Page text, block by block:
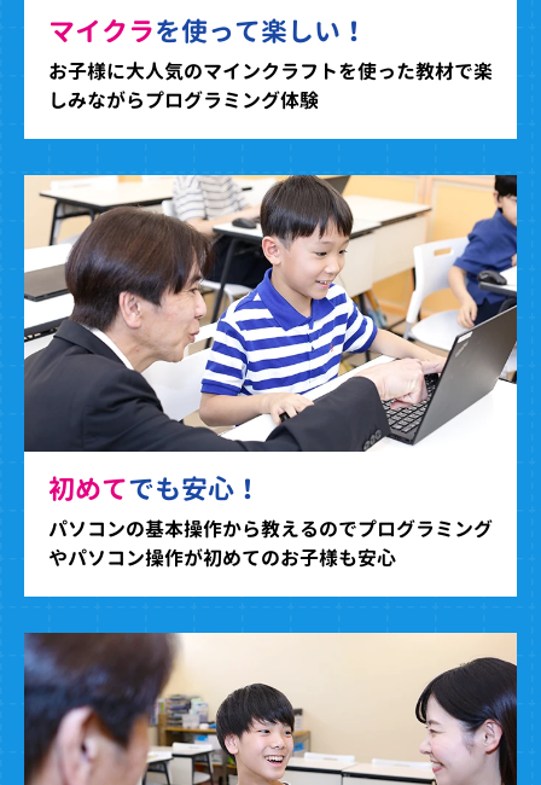
マイクラを使って楽しい！
お子様に大人気のマインクラフトを使った教材で楽
しみながらプログラミング体験
初めてでも安心！
パソコンの基本操作から教えるのでプログラミング
やパソコン操作が初めてのお子様も安心